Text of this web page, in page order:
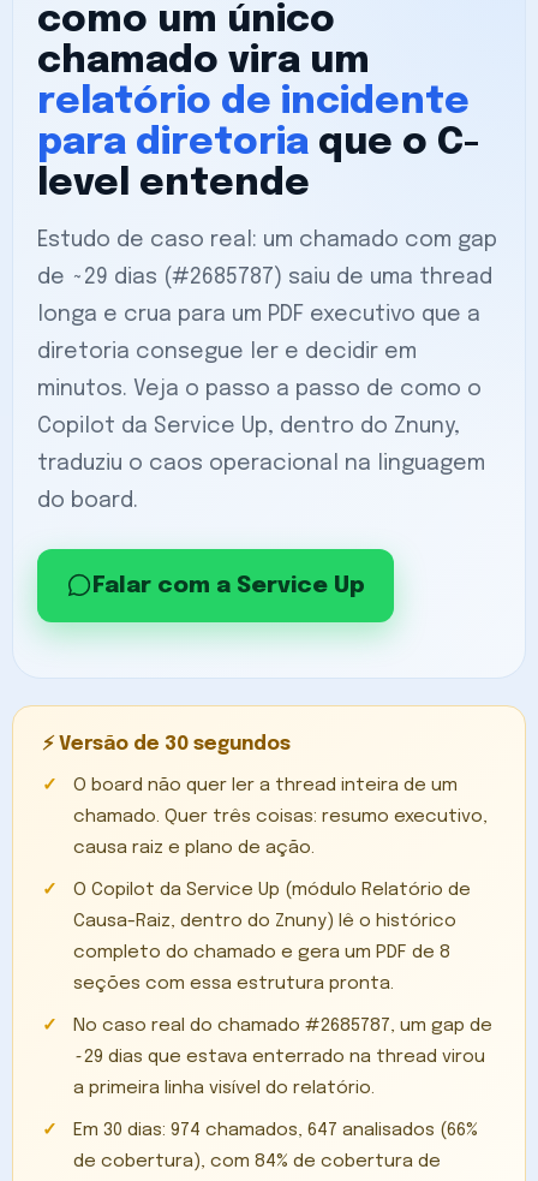
como um único
chamado vira um
relatório de incidente
para diretoria que o C-
level entende
Estudo de caso real: um chamado com gap
de ~29 dias (#2685787) saiu de uma thread
longa e crua para um PDF executivo que a
diretoria consegue ler e decidir em
minutos. Veja o passo a passo de como o
Copilot da Service Up, dentro do Znuny,
traduziu o caos operacional na linguagem
do board.
Falar com a Service Up
⚡ Versão de 30 segundos
O board não quer ler a thread inteira de um
chamado. Quer três coisas: resumo executivo,
causa raiz e plano de ação.
O Copilot da Service Up (módulo Relatório de
Causa-Raiz, dentro do Znuny) lê o histórico
completo do chamado e gera um PDF de 8
seções com essa estrutura pronta.
No caso real do chamado #2685787, um gap de
~29 dias que estava enterrado na thread virou
a primeira linha visível do relatório.
Em 30 dias: 974 chamados, 647 analisados (66%
de cobertura), com 84% de cobertura de